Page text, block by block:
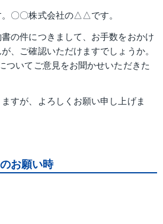
〇〇株式会社の△△です。
の件につきまして、お手数をおかけ
、ご確認いただけますでしょうか。
ついてご意見をお聞かせいただきた
すが、よろしくお願い申し上げま
お願い時